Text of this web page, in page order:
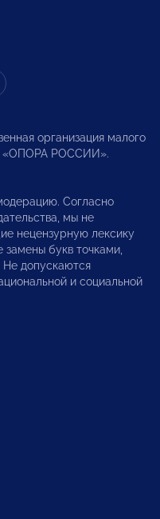
организация малого
«ОПОРА РОССИИ».
Согласно
мы не
нецензурную лексику
букв точками,
допускаются
и социальной